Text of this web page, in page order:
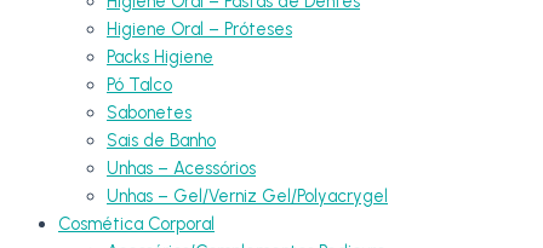
Higiene Oral – Próteses
Packs Higiene
Pó Talco
Sabonetes
Sais de Banho
Unhas – Acessórios
Unhas – Gel/Verniz Gel/Polyacrygel
Cosmética Corporal